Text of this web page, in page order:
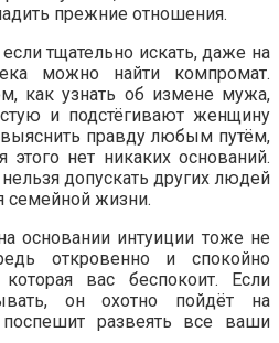
прежние отношения.
тщательно искать, даже на
можно найти компромат.
как узнать об измене мужа,
и подстёгивают женщину
выяснить правду любым путём,
нет никаких оснований.
допускать других людей
семейной жизни.
основании интуиции тоже не
откровенно и спокойно
вас беспокоит. Если
он охотно пойдёт на
развеять все ваши